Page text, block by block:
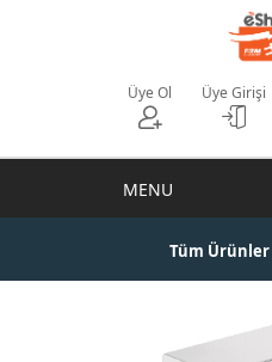
Üye Ol Üye Girişi
Tüm Ürünler